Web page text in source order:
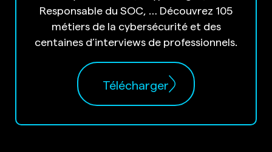
Responsable du SOC, … Découvrez 105
métiers de la cybersécurité et des
centaines d’interviews de professionnels.
Télécharger